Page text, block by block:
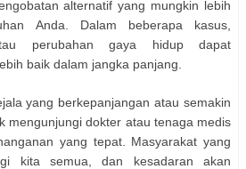
alternatif yang mungkin lebih
Anda. Dalam beberapa kasus,
perubahan gaya hidup dapat
baik dalam jangka panjang.
yang berkepanjangan atau semakin
mengunjungi dokter atau tenaga medis
yang tepat. Masyarakat yang
kita semua, dan kesadaran akan